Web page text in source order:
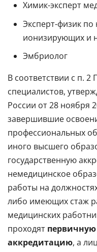
Химик-эксперт
Эксперт-физик
ионизирующих и
Эмбриолог
В соответствии с п.
специалистов,
России от 28 ноября
завершившие
профессиональных
иного высшего
государственную
немедицинское
работы на
либо имеющих стаж
медицинских
проходят
аккредитацию, а